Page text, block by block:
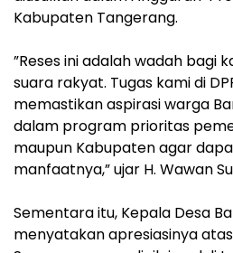
Kabupaten Tangerang.
‎”Reses ini adalah wadah bagi
suara rakyat. Tugas kami di
memastikan aspirasi warga
dalam program prioritas
maupun Kabupaten agar
manfaatnya,” ujar H. Wawan
‎Sementara itu, Kepala Desa
menyatakan apresiasinya